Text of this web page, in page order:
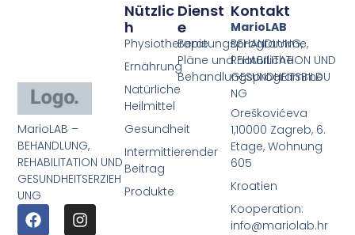
MarioLAB –
BEHANDLUNG,
REHABILITATION UND
GESUNDHEITSERZIEH
UNG
Dienst
E
Beratungsprogramme,
Pläne und natürliche
Behandlungsprogramme
Nützlic
H
Physiotherapie
Ernährung
Natürliche
Heilmittel
Gesundheit
Intermittierender
Beitrag
Produkte
Kontakt
MarioLAB
BEHANDLUNG,
REHABILITATION UND
GESUNDHEITSBILDU
NG
Oreškovićeva
1,10000 Zagreb, 6.
Etage, Wohnung
605
Kroatien
Kooperation:
info@mariolab.hr